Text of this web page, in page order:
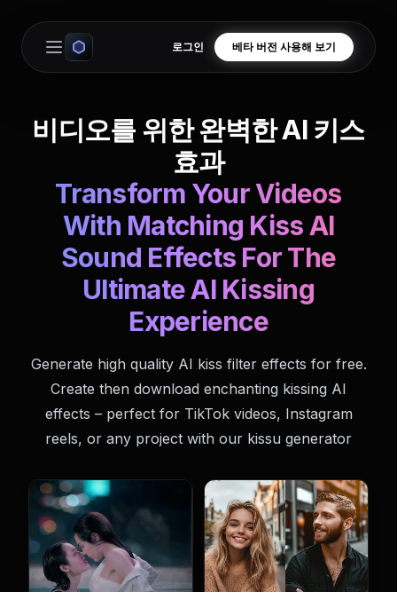
Open main menu
로그인 베타 버전 사용해 보기
비디오를 위한 완벽한 AI 키스
효과
Transform Your Videos
With Matching Kiss AI
Sound Effects For The
Ultimate AI Kissing
Experience
Generate high quality AI kiss filter effects for free.
Create then download enchanting kissing AI
effects – perfect for TikTok videos, Instagram
reels, or any project with our kissu generator